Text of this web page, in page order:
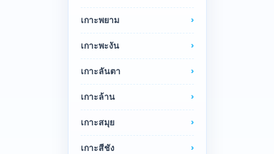
เกาะพยาม
เกาะพะงัน
เกาะลันตา
เกาะล้าน
เกาะสมุย
เกาะสีชัง